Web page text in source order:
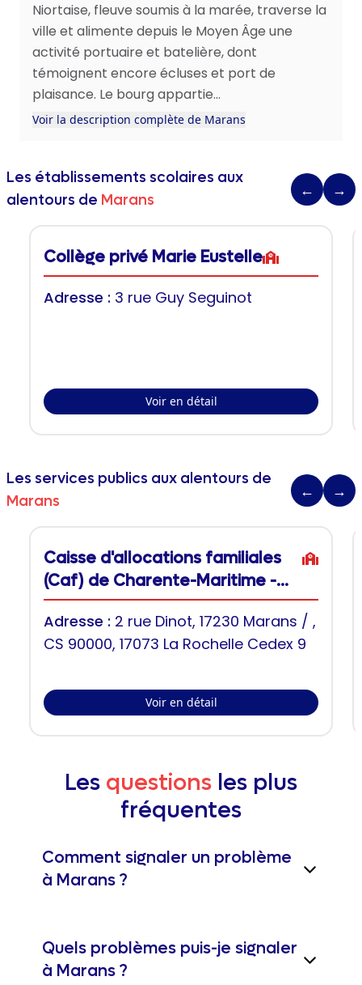
Niortaise, fleuve soumis à la marée, traverse la
ville et alimente depuis le Moyen Âge une
activité portuaire et batelière, dont
témoignent encore écluses et port de
plaisance. Le bourg appartie...
Voir la description complète de Marans
Les établissements scolaires aux
alentours de Marans
← →
Collège privé Marie Eustelle
Adresse : 3 rue Guy Seguinot
Voir en détail
Les services publics aux alentours de
Marans
← →
Caisse d'allocations familiales
(Caf) de Charente-Maritime -
accueil de Marans
Adresse : 2 rue Dinot, 17230 Marans / ,
CS 90000, 17073 La Rochelle Cedex 9
Voir en détail
Les questions les plus
fréquentes
Comment signaler un problème
à Marans ?
Quels problèmes puis-je signaler
à Marans ?